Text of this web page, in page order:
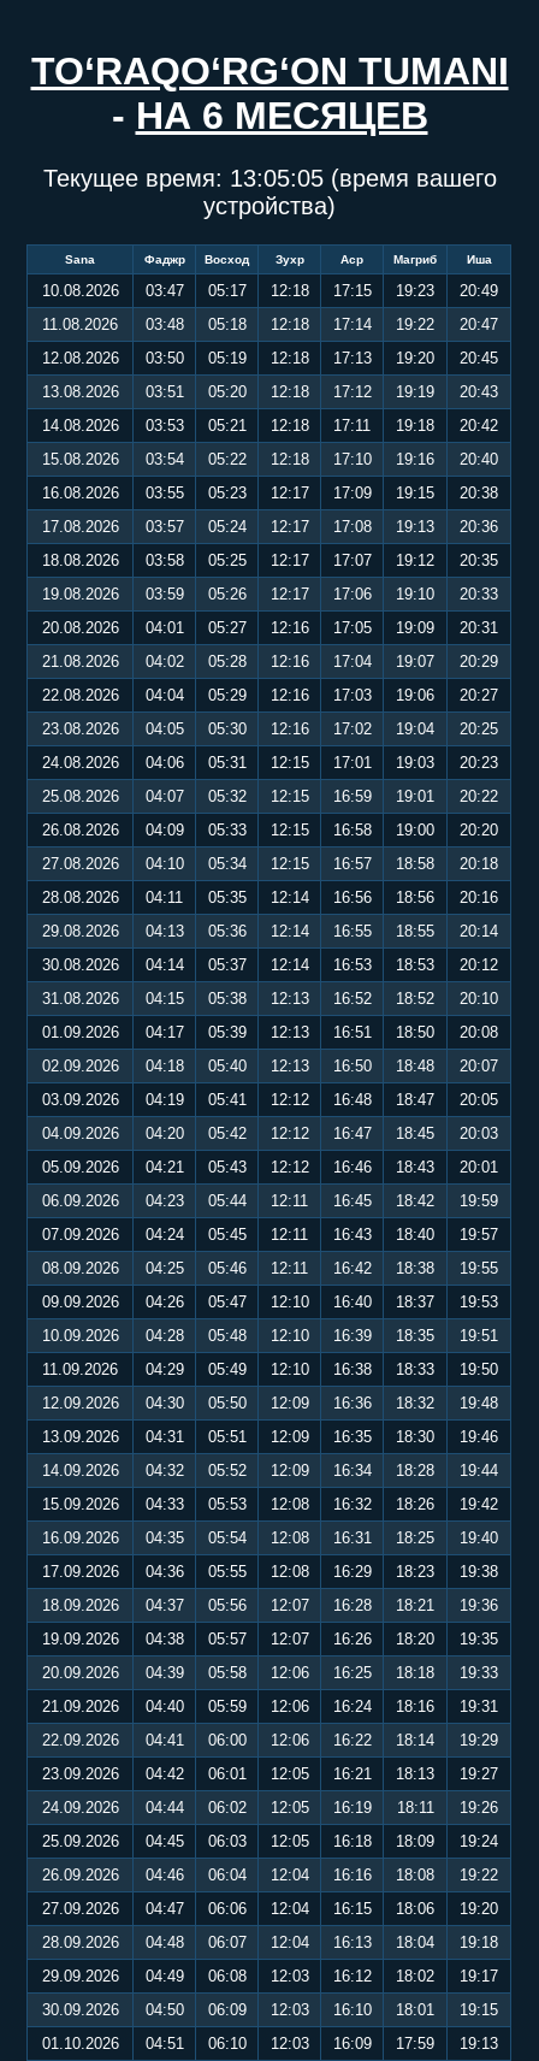
TO‘RAQO‘RG‘ON TUMANI
- НА 6 МЕСЯЦЕВ
Текущее время: 13:05:06(время вашего
устройства)
Sana Фаджр Восход Зухр Аср Магриб Иша
10.08.2026 03:47 05:17 12:18 17:15 19:23
20:49
11.08.2026
03:48 05:18 12:18 17:14 19:22
20:47
12.08.2026
03:50 05:19 12:18 17:13 19:20
20:45
13.08.2026
03:51 05:20 12:18 17:12 19:19
20:43
14.08.2026
03:53 05:21 12:18 17:11 19:18
20:42
15.08.2026
03:54 05:22 12:18 17:10 19:16
20:40
16.08.2026
03:55 05:23 12:17 17:09 19:15
20:38
17.08.2026
03:57 05:24 12:17 17:08 19:13
20:36
18.08.2026
03:58 05:25 12:17 17:07 19:12
20:35
19.08.2026
03:59 05:26 12:17 17:06 19:10
20:33
20.08.2026
04:01 05:27 12:16 17:05 19:09
20:31
21.08.2026
04:02 05:28 12:16 17:04 19:07
20:29
22.08.2026
04:04 05:29 12:16 17:03 19:06
20:27
23.08.2026
04:05 05:30 12:16 17:02 19:04
20:25
24.08.2026
04:06 05:31 12:15 17:01 19:03
20:23
25.08.2026
04:07 05:32 12:15 16:59 19:01
20:22
26.08.2026
04:09 05:33 12:15 16:58 19:00
20:20
27.08.2026
04:10 05:34 12:15 16:57 18:58
20:18
28.08.2026
04:11 05:35 12:14 16:56 18:56
20:16
29.08.2026
04:13 05:36 12:14 16:55 18:55
20:14
30.08.2026
04:14 05:37 12:14 16:53 18:53
20:12
31.08.2026
04:15 05:38 12:13 16:52 18:52
20:10
01.09.2026
04:17 05:39 12:13 16:51 18:50
20:08
02.09.2026
04:18 05:40 12:13 16:50 18:48
20:07
03.09.2026
04:19 05:41 12:12 16:48 18:47
20:05
04.09.2026
04:20 05:42 12:12 16:47 18:45
20:03
05.09.2026
04:21 05:43 12:12 16:46 18:43
20:01
06.09.2026
04:23 05:44 12:11 16:45 18:42
19:59
07.09.2026
04:24 05:45 12:11 16:43 18:40
19:57
08.09.2026
04:25 05:46 12:11 16:42 18:38
19:55
09.09.2026
04:26 05:47 12:10 16:40 18:37
19:53
10.09.2026
04:28 05:48 12:10 16:39 18:35
19:51
11.09.2026
04:29 05:49 12:10 16:38 18:33
19:50
12.09.2026
04:30 05:50 12:09 16:36 18:32
19:48
13.09.2026
04:31 05:51 12:09 16:35 18:30
19:46
14.09.2026
04:32 05:52 12:09 16:34 18:28
19:44
15.09.2026
04:33 05:53 12:08 16:32 18:26
19:42
16.09.2026
04:35 05:54 12:08 16:31 18:25
19:40
17.09.2026
04:36 05:55 12:08 16:29 18:23
19:38
18.09.2026
04:37 05:56 12:07 16:28 18:21
19:36
19.09.2026
04:38 05:57 12:07 16:26 18:20
19:35
20.09.2026
04:39 05:58 12:06 16:25 18:18
19:33
21.09.2026
04:40 05:59 12:06 16:24 18:16
19:31
22.09.2026
04:41 06:00 12:06 16:22 18:14
19:29
23.09.2026
04:42 06:01 12:05 16:21 18:13
19:27
24.09.2026
04:44 06:02 12:05 16:19 18:11
19:26
25.09.2026
04:45 06:03 12:05 16:18 18:09
19:24
26.09.2026
04:46 06:04 12:04 16:16 18:08
19:22
27.09.2026
04:47 06:06 12:04 16:15 18:06
19:20
28.09.2026
04:48 06:07 12:04 16:13 18:04
19:18
29.09.2026
04:49 06:08 12:03 16:12 18:02
19:17
30.09.2026
04:50 06:09 12:03 16:10 18:01
19:15
01.10.2026
04:51 06:10 12:03 16:09 17:59
19:13